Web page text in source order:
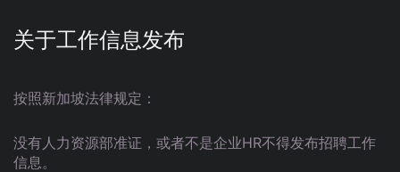
关于工作信息发布
按照新加坡法律规定：
没有人力资源部准证，或者不是企业HR不得发布招聘工作
信息。